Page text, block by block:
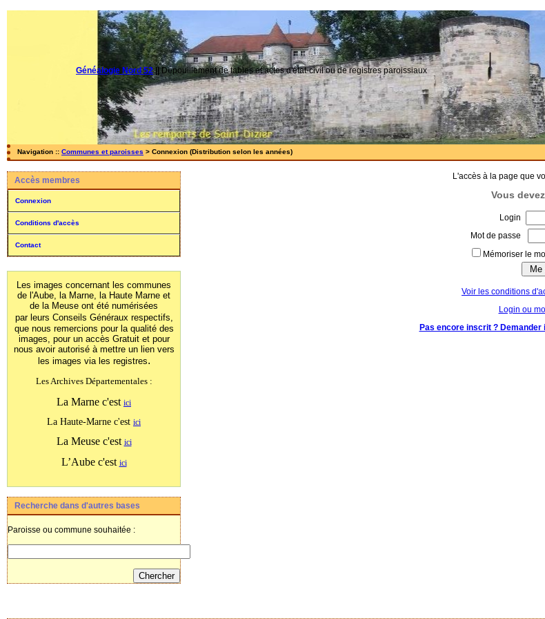
Généalogie Nord 52|| Dépouillement de tables et actes d'état-civil ou de registres paroissiaux
Navigation :: Communes et paroisses > Connexion (Distribution selon les années)
Accès membres
Connexion
Conditions d'accès
Contact
Les images concernant les communes
de l'Aube, la Marne, la Haute Marne et
de la Meuse ont été numérisées
par leurs Conseils Généraux respectifs,
que nous remercions pour la qualité des
images, pour un accès Gratuit et pour
nous avoir autorisé à mettre un lien vers
les images via les registres.
Les Archives Départementales :
La Marne c'est ici
La Haute-Marne c'est ici
La Meuse c'est ici
L’Aube c'est ici
Recherche dans d'autres bases
Paroisse ou commune souhaitée :
L'accès à la page que
Vous
Login
Mot de passe
Mémoriser le
Voir les conditions
Login ou
Pas encore inscrit ?